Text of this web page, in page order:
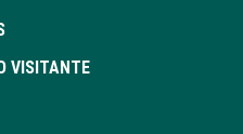
VISITANTE